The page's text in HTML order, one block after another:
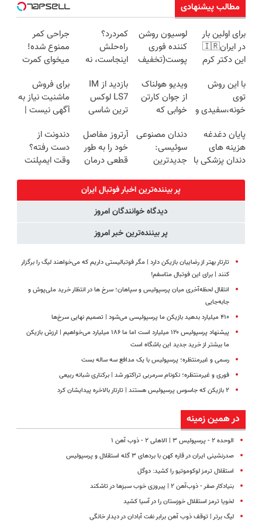
مطالب پیشنهادی
برای اولین بار
در ایران🇮🇷
این دکتر کرم
روزه ساخت!
لوسیون روشن
کننده فوری
پوست(تخفیف
کمردرد؟
راه‌حلش
اینجاست، نه
جراحی کمر
ممنوع شده!
میخوای کمرت
درمان کنی؟
((پرسش‌نامه))
با این روش
توی
خونه،سفیدی و
برگردون
(40%off)
ویدیو هولناک
از جوان کارتن
خوابی که
آموزش رایگان
بازدید از IM
LS7 لوکس
ترین شاسی
در باشگاه
انقلاب
برای فروش
ماشنیت نیاز به
آگهی نیست |
بفروشش
پایان دغدغه
هزینه های
دندان پزشکی با
دندان مصنوعی
سوئیسی:
جدیدترین
سبک و مقاوم |
پرداخت قسطی
آرتروز مفاصل
خود را به طور
قطعی درمان
◗پرسش‌نامه◖
دندونت از
دست رفته؟
وقت ایمپلنت
پر بیننده‌ترین اخبار فوتبال ايران
دیدگاه خوانندگان امروز
پر بیننده‌ترین خبر امروز
تارتار بهتر از رضاییان بازیکن دارد | مگر فوتبالیستی داریم که می‌خواهند لیگ را برگزار
کنند | برای این فوتبال متاسفم!
انتقال لحظه‌آخری میان پرسپولیس و سپاهان؛ سرخ ها در انتظار خرید ملی‌پوش و
جابه‌جایی
۴۱۰ میلیارد بدهید بازیکن ما پرسپولیسی می‌شود | تصمیم نهایی سرخ‌ها
پیشنهاد پرسپولیس ۱۲۰ میلیارد است اما ما ۱۸۶ میلیارد می‌خواهیم | ارزش بازیکن
ما بیشتر از خرید جدید این باشگاه است
رسمی و غیرمنتظره؛ پرسپولیس با یک مدافع سه ساله بست
فوری و غیرمنتظره؛‌ نکونام سرمربی تراکتور شد | برکناری شبانه ربیعی
۲ بازیکن که جاسوس پرسپولیس هستند | تارتار بالاخره پیدایشان کرد
در همین زمینه
الوحده ۲ - پرسپولیس ۳ | الاهلی ۲ - ذوب آهن ۱
صدرنشینی ایران در قاره کهن با بردهای ۳ گله استقلال و پرسپولیس
استقلال ترمز لوکوموتیو را کشید: دوگل
بنیادکار صفر - ذوب‌آهن ۲ | پیروزی خوب سبزها در تاشکند
لخویا ترمز استقلال خوزستان را در آسیا کشید
لیگ برتر | توقف ذوب آهن برابر نفت آبادان در دیدار خانگی